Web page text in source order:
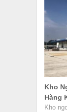
Kho
Hàng
Kho